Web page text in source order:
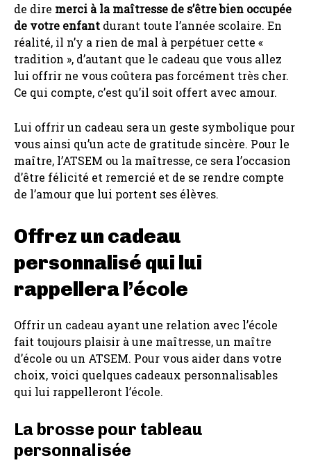
de dire merci à la maîtresse de s’être bien occupée
de votre enfant durant toute l’année scolaire. En
réalité, il n’y a rien de mal à perpétuer cette «
tradition », d’autant que le cadeau que vous allez
lui offrir ne vous coûtera pas forcément très cher.
Ce qui compte, c’est qu’il soit offert avec amour.
Lui offrir un cadeau sera un geste symbolique pour
vous ainsi qu’un acte de gratitude sincère. Pour le
maître, l’ATSEM ou la maîtresse, ce sera l’occasion
d’être félicité et remercié et de se rendre compte
de l’amour que lui portent ses élèves.
Offrez un cadeau
personnalisé qui lui
rappellera l’école
Offrir un cadeau ayant une relation avec l’école
fait toujours plaisir à une maîtresse, un maître
d’école ou un ATSEM. Pour vous aider dans votre
choix, voici quelques cadeaux personnalisables
qui lui rappelleront l’école.
La brosse pour tableau
personnalisée